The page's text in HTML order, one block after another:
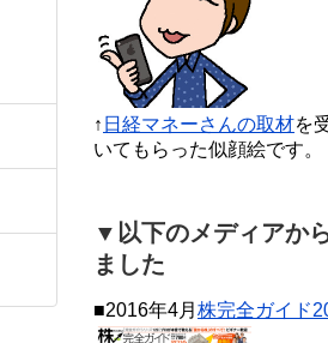
↑ 日経マネーさんの取材を
いてもらった似顔絵です。
▼以下のメディアか
ました
■2016年4月 株完全ガイド